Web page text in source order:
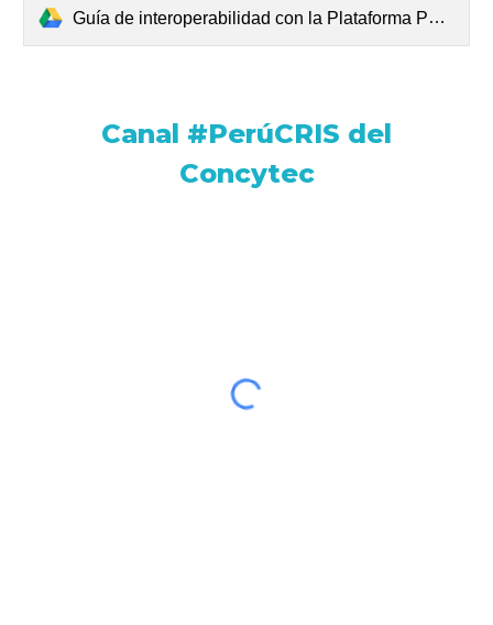
Guía de interoperabilidad con la Plataforma PerúCRIS 26mayo (1).pdf
Canal #PerúCRIS del
Concytec